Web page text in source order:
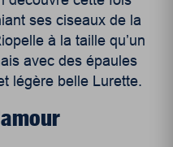
ses ciseaux de la
à la taille qu’un
avec des épaules
légère belle Lurette.